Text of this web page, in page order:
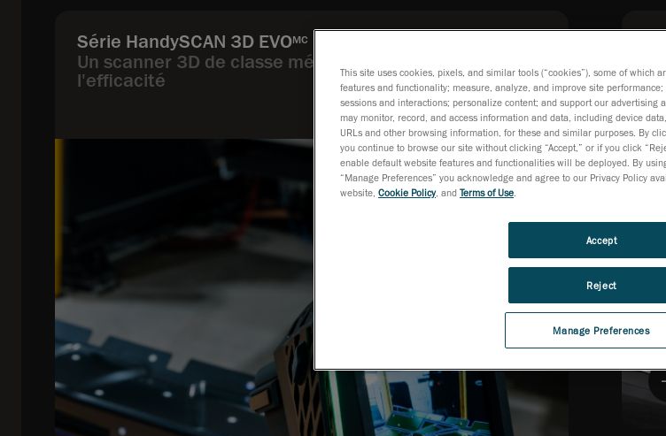
Série HandySCAN 3D EVOMC
Un scanner 3D de classe métrologique optimisé pour
l'efficacité
This site uses cookies, pixels, and similar tools (“cookies”), some of which
features and functionality; measure, analyze, and improve site
sessions and interactions; personalize content; and support our advertising
may monitor, record, and access information and data, including device
URLs and other browsing information, for these and similar purposes. By
you continue to browse our site without clicking “Accept,” or if you click
enable default website features and functionalities will be deployed. By
“Manage Preferences” you acknowledge and agree to our Privacy Policy
website, Cookie Policy, and Terms of Use
Manage Preferences
Reject
Accept